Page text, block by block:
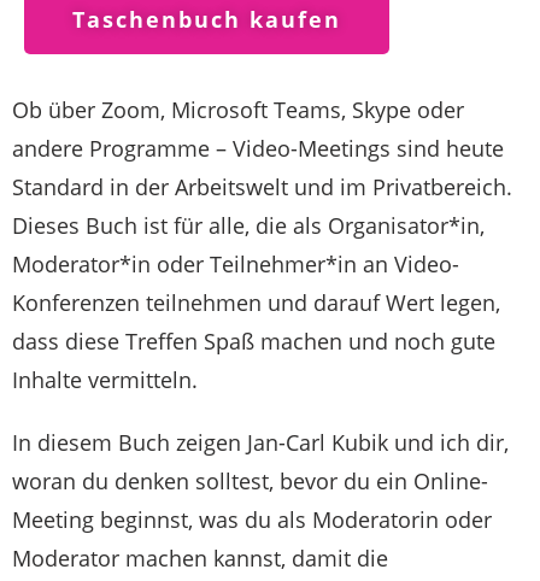
Taschenbuch kaufen
Ob über Zoom, Microsoft Teams, Skype oder
andere Programme – Video-Meetings sind heute
Standard in der Arbeitswelt und im Privatbereich.
Dieses Buch ist für alle, die als Organisator*in,
Moderator*in oder Teilnehmer*in an Video-
Konferenzen teilnehmen und darauf Wert legen,
dass diese Treffen Spaß machen und noch gute
Inhalte vermitteln.
In diesem Buch zeigen Jan-Carl Kubik und ich dir,
woran du denken solltest, bevor du ein Online-
Meeting beginnst, was du als Moderatorin oder
Moderator machen kannst, damit die